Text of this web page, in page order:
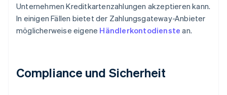
Unternehmen Kreditkartenzahlungen akzeptieren kann.
In einigen Fällen bietet der Zahlungsgateway-Anbieter
möglicherweise eigene Händlerkontodienste an.
Compliance und Sicherheit